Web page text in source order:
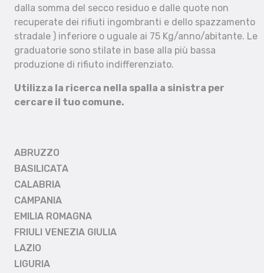
dalla somma del secco residuo e dalle quote non
recuperate dei rifiuti ingombranti e dello spazzamento
stradale ) inferiore o uguale ai 75 Kg/anno/abitante. Le
graduatorie sono stilate in base alla più bassa
produzione di rifiuto indifferenziato.
Utilizza la ricerca nella spalla a sinistra per
cercare il tuo comune.
ABRUZZO
BASILICATA
CALABRIA
CAMPANIA
EMILIA ROMAGNA
FRIULI VENEZIA GIULIA
LAZIO
LIGURIA